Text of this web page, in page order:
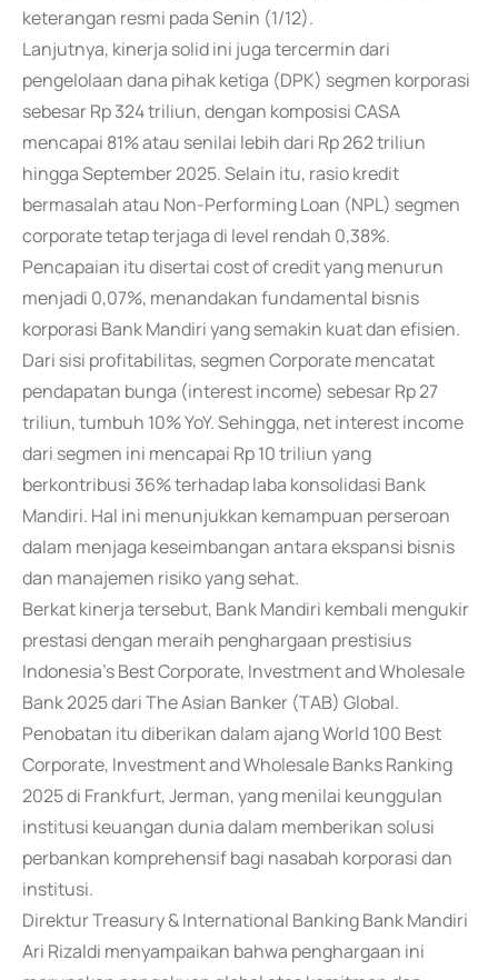
keterangan resmi pada Senin (1/12).
Lanjutnya, kinerja solid ini juga tercermin dari
pengelolaan dana pihak ketiga (DPK) segmen korporasi
sebesar Rp 324 triliun, dengan komposisi CASA
mencapai 81% atau senilai lebih dari Rp 262 triliun
hingga September 2025. Selain itu, rasio kredit
bermasalah atau Non-Performing Loan (NPL) segmen
corporate tetap terjaga di level rendah 0,38%.
Pencapaian itu disertai cost of credit yang menurun
menjadi 0,07%, menandakan fundamental bisnis
korporasi Bank Mandiri yang semakin kuat dan efisien.
Dari sisi profitabilitas, segmen Corporate mencatat
pendapatan bunga (interest income) sebesar Rp 27
triliun, tumbuh 10% YoY. Sehingga, net interest income
dari segmen ini mencapai Rp 10 triliun yang
berkontribusi 36% terhadap laba konsolidasi Bank
Mandiri. Hal ini menunjukkan kemampuan perseroan
dalam menjaga keseimbangan antara ekspansi bisnis
dan manajemen risiko yang sehat.
Berkat kinerja tersebut, Bank Mandiri kembali mengukir
prestasi dengan meraih penghargaan prestisius
Indonesia's Best Corporate, Investment and Wholesale
Bank 2025 dari The Asian Banker (TAB) Global.
Penobatan itu diberikan dalam ajang World 100 Best
Corporate, Investment and Wholesale Banks Ranking
2025 di Frankfurt, Jerman, yang menilai keunggulan
institusi keuangan dunia dalam memberikan solusi
perbankan komprehensif bagi nasabah korporasi dan
institusi.
Direktur Treasury & International Banking Bank Mandiri
Ari Rizaldi menyampaikan bahwa penghargaan ini